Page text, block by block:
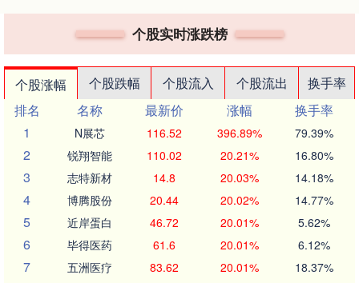
个股实时涨跌榜
个股涨幅 个股跌幅 个股流入 个股流出
换手率
排名
名称 最新价 涨幅
换手率
1
N展芯 116.52 396.89% 79.39%
2 锐翔智能 110.02 20.21% 16.80%
3 志特新材 14.8 20.03% 14.18%
4 博腾股份 20.44 20.02% 14.77%
5 近岸蛋白 46.72 20.01% 5.62%
6 毕得医药 61.6 20.01% 6.12%
7 五洲医疗 83.62 20.01% 18.37%